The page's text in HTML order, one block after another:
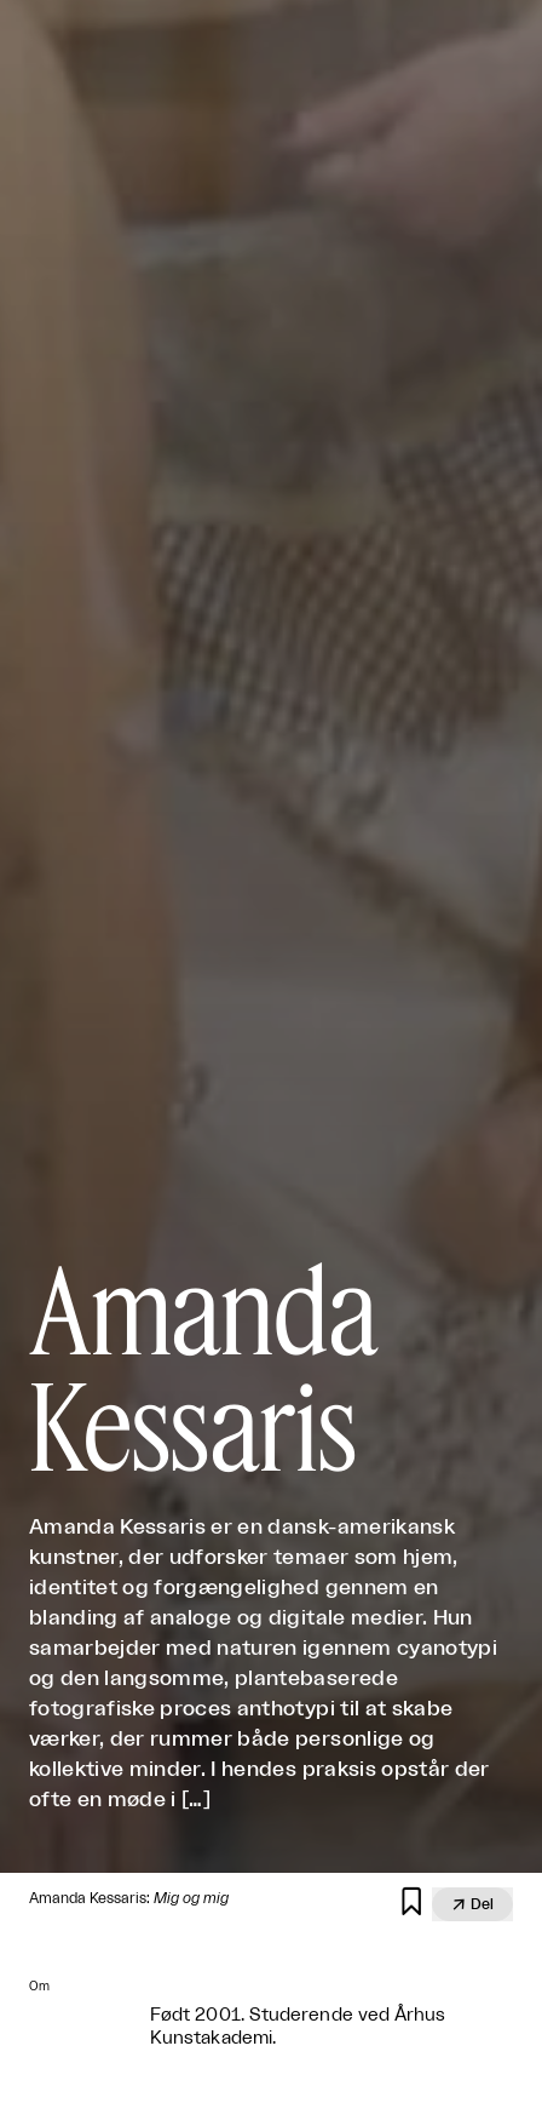
Amanda
Kessaris
Amanda Kessaris er en dansk-amerikansk
kunstner, der udforsker temaer som hjem,
identitet og forgængelighed gennem en
blanding af analoge og digitale medier. Hun
samarbejder med naturen igennem cyanotypi
og den langsomme, plantebaserede
fotografiske proces anthotypi til at skabe
værker, der rummer både personlige og
kollektive minder. I hendes praksis opstår der
ofte en møde i […]
Amanda Kessaris: Mig og mig   Del
Om
Født 2001. Studerende ved Århus
Kunstakademi.